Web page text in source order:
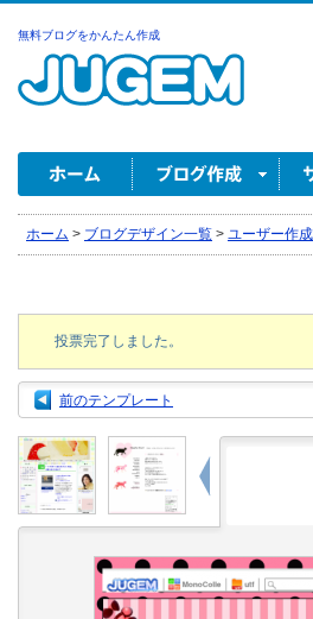
無料ブログをかんたん作成
ホーム > ブログデザイン一覧 > ユーザー作
投票完了しました。
前のテンプレート